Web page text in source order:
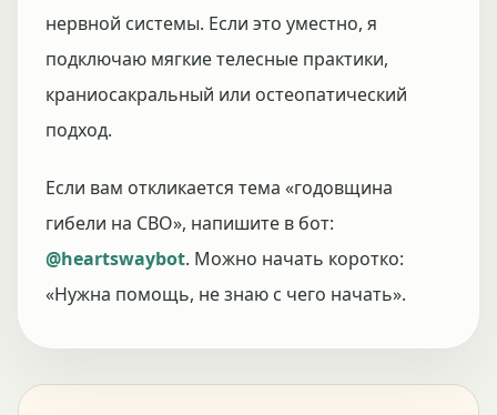
нервной системы. Если это уместно, я
подключаю мягкие телесные практики,
краниосакральный или остеопатический
подход.
Если вам откликается тема «годовщина
гибели на СВО», напишите в бот:
@heartswaybot. Можно начать коротко:
«Нужна помощь, не знаю с чего начать».